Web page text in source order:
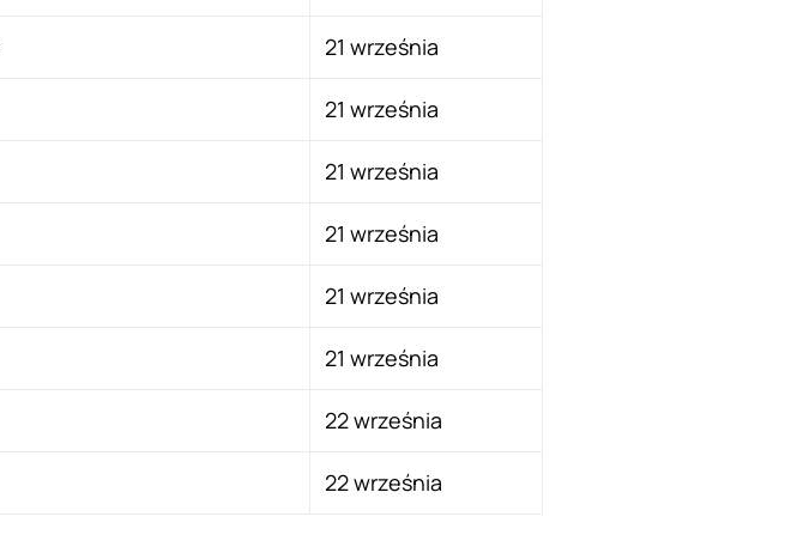
21 września
21 września
21 września
21 września
21 września
21 września
22 września
22 września